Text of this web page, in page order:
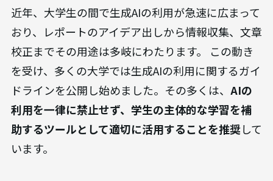
近年、大学生の間で生成AIの利用が急速に広まって
おり、レポートのアイデア出しから情報収集、文章
校正までその用途は多岐にわたります。 この動き
を受け、多くの大学では生成AIの利用に関するガイ
ドラインを公開し始めました。その多くは、 AIの
利用を一律に禁止せず、学生の主体的な学習を補
助するツールとして適切に活用することを推奨して
います。